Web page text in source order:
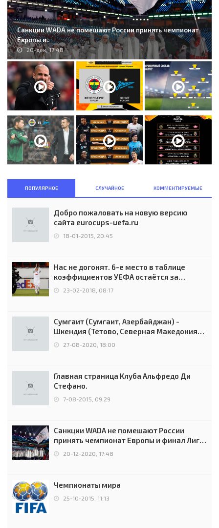
Санкции WADA не помешают России принять чемпионат
Европы и..
20-дек, 17:48
ПОПУЛЯРНОЕ СЛУЧАЙНОЕ КОММЕНТИРУЕМЫЕ
Добро пожаловать на новую версию
сайта eurocups-uefa.ru
18-01-2015, 20:45
Нас не догонят. 6-е место в таблице
коэффициентов УЕФА остаётся за
Россией
23-02-2018, 08:17
Сумгаит (Сумгаит, Азербайджан) -
Шкендия (Тетово, Северная Македония) -
0:2 (0:0)
27-08-2020, 18:00
Главная страница Клуба Альфредо Ди
Стефано.
7-08-2015, 09:29
Санкции WADA не помешают России
принять чемпионат Европы и финал Лиги
чемпионов.
20-12-2020, 17:48
Чемпионаты мира
25-10-2015, 11:13